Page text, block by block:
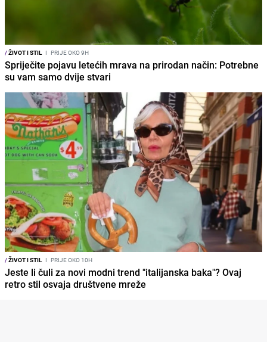
/ŽIVOT I STIL I PRIJE OKO 9H
Spriječite pojavu letećih mrava na prirodan način: Potrebne
su vam samo dvije stvari
/ŽIVOT I STIL I PRIJE OKO 10H
Jeste li čuli za novi modni trend "italijanska baka"? Ovaj
retro stil osvaja društvene mreže